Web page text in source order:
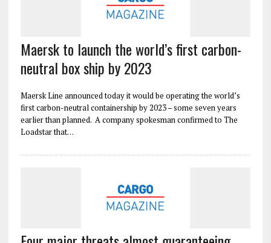
Maersk to launch the world’s first carbon-
neutral box ship by 2023
Maersk Line announced today it would be operating the world’s
first carbon-neutral containership by 2023 – some seven years
earlier than planned. A company spokesman confirmed to The
Loadstar that…